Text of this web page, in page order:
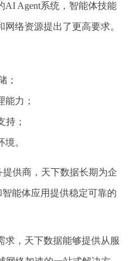
AI Agent系统，智能体技能
络资源提出了更高要求。
；
能力；
持；
。
供商，天下数据长期为企
能体应用提供稳定可靠的
求，天下数据能够提供从服